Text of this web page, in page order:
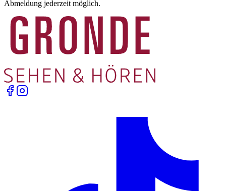
Abmeldung jederzeit möglich.